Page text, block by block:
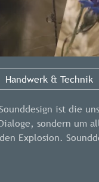
Handwerk & Technik
ist die
sondern um
Explosion.